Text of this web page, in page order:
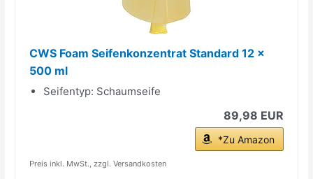
CWS Foam Seifenkonzentrat Standard 12 x
500 ml
Seifentyp: Schaumseife
89,98 EUR
*Zu Amazon
Preis inkl. MwSt., zzgl. Versandkosten